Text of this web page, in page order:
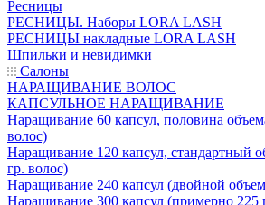
Ресницы
РЕСНИЦЫ. Наборы LORA LASH
РЕСНИЦЫ накладные LORA LASH
Шпильки и невидимки
Салоны
НАРАЩИВАНИЕ ВОЛОС
КАПСУЛЬНОЕ НАРАЩИВАНИЕ
Наращивание 60 капсул, половина
волос)
Наращивание 120 капсул, стандартный
гр. волос)
Наращивание 240 капсул (двойной
Наращивание 300 капсул (примерно 225